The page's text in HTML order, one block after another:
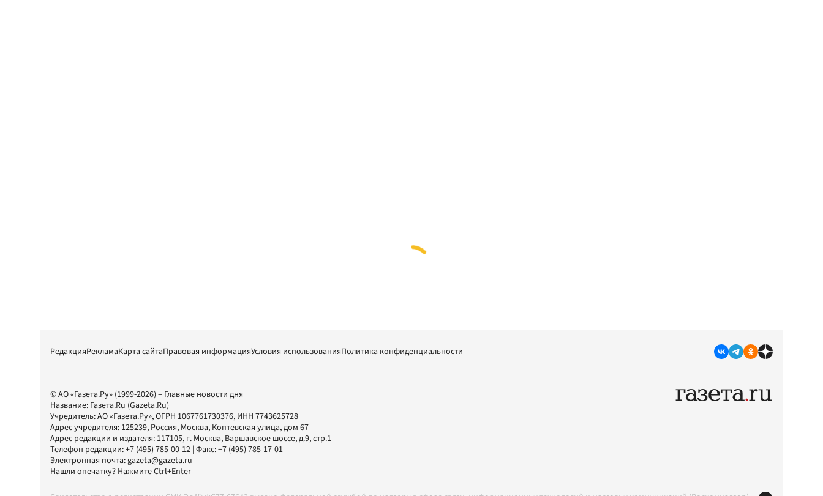
РедакцияРекламаКарта сайтаПравовая информацияУсловия использованияПолитика конфиденциальности
© АО «Газета.Ру» (1999-2026) – Главные новости дня
Название: Газета.Ru (Gazeta.Ru)
Учредитель:АО «Газета.Ру», ОГРН 1067761730376, ИНН 7743625728
Адрес учредителя: 125239, Россия, Москва, Коптевская улица, дом 67
Адрес редакции и издателя: 117105, г. Москва, Варшавское шоссе, д.9, стр.1
Телефон редакции:+7 (495) 785-00-12 | Факс:+7 (495) 785-17-01
Электронная почта:gazeta@gazeta.ru
Нашли опечатку? Нажмите Ctrl+Enter